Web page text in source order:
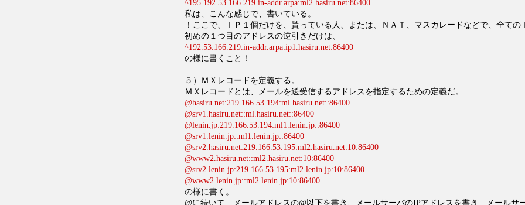
^195.192.53.166.219.in-addr.arpa:ml2.hasiru.net:86400
私は、こんな感じで、書いている。
！ここで、ＩＰ１個だけを、貰っている人、または、ＮＡＴ、マスカレードなどで、全ての
初めの１つ目のアドレスの逆引きだけは、
^192.53.166.219.in-addr.arpa:ip1.hasiru.net:86400
の様に書くこと！
５）ＭＸレコードを定義する。
ＭＸレコードとは、メールを送受信するアドレスを指定するための定義だ。
@hasiru.net:219.166.53.194:ml.hasiru.net::86400
@srv1.hasiru.net::ml.hasiru.net::86400
@lenin.jp:219.166.53.194:ml1.lenin.jp::86400
@srv1.lenin.jp::ml1.lenin.jp::86400
@srv2.hasiru.net:219.166.53.195:ml2.hasiru.net:10:86400
@www2.hasiru.net::ml2.hasiru.net:10:86400
@srv2.lenin.jp:219.166.53.195:ml2.lenin.jp:10:86400
@www2.lenin.jp::ml2.lenin.jp:10:86400
の様に書く。
@に続いて、メールアドレスの@以下を書き、メールサーバのIPアドレスを書き、メールサ